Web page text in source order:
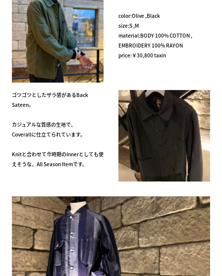
color:Olive ,Black
size:S ,M
material:BODY 100% COTTON ,
EMBROIDERY 100% RAYON
price:￥30,800 taxin
ゴツゴツとしたザラ感があるBack
Sateen。
カジュアルな質感の生地で、
Coverallに仕立てられています。
Knitと合わせて今時期のInnerとしても使
えそうな、All Season Itemです。